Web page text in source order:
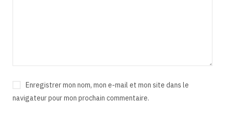
Enregistrer mon nom, mon e-mail et mon site dans le
navigateur pour mon prochain commentaire.